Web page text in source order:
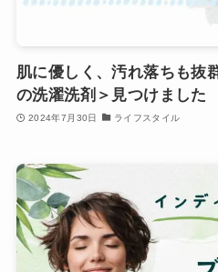
肌に優しく、汚れ落ちも抜
の洗濯洗剤＞見つけました
2024年7月30日 ライフスタイル